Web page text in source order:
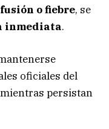
o fiebre, se
inmediata.
oficiales del
persistan